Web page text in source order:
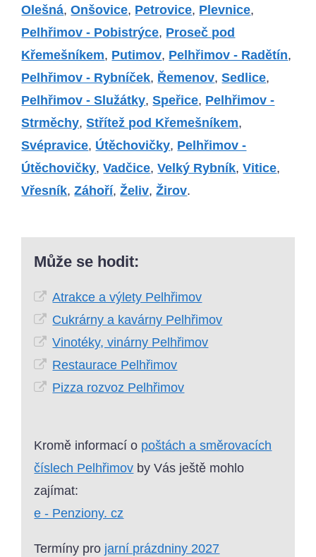
Olešná,Onšovice, Petrovice, Plevnice,
Pelhřimov - Pobistrýce, Proseč pod
Křemešníkem, Putimov, Pelhřimov - Radětín,
Pelhřimov - Rybníček, Řemenov,Sedlice,
Pelhřimov - Služátky,Speřice, Pelhřimov -
Strměchy,Střítež pod Křemešníkem,
Svépravice, Útěchovičky, Pelhřimov -
Útěchovičky,Vadčice,Velký Rybník,Vitice,
Vřesník,Záhoří,Želiv,Žirov.
Může se hodit:
Atrakce a výlety Pelhřimov
Cukrárny a kavárny Pelhřimov
Vinotéky, vinárny Pelhřimov
Restaurace Pelhřimov
Pizza rozvoz Pelhřimov
Kromě informací o poštách a směrovacích
číslech Pelhřimov by Vás ještě mohlo
zajímat:
e - Penziony. cz
Termíny pro jarní prázdniny 2027